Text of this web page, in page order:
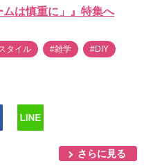
は慎重に」』特集へ
タイル #雑学 #DIY
さらに見る